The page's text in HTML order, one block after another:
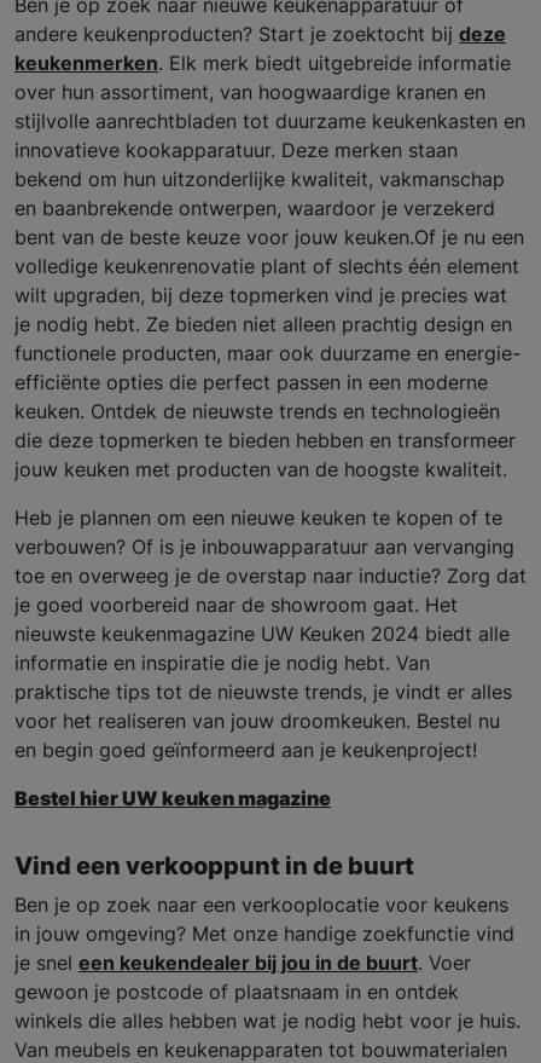
andere keukenproducten? Start je zoektocht bij deze
keukenmerken. Elk merk biedt uitgebreide informatie
over hun assortiment, van hoogwaardige kranen en
stijlvolle aanrechtbladen tot duurzame keukenkasten en
innovatieve kookapparatuur. Deze merken staan
bekend om hun uitzonderlijke kwaliteit, vakmanschap
en baanbrekende ontwerpen, waardoor je verzekerd
bent van de beste keuze voor jouw keuken.Of je nu een
volledige keukenrenovatie plant of slechts één element
wilt upgraden, bij deze topmerken vind je precies wat
je nodig hebt. Ze bieden niet alleen prachtig design en
functionele producten, maar ook duurzame en energie-
efficiënte opties die perfect passen in een moderne
keuken. Ontdek de nieuwste trends en technologieën
die deze topmerken te bieden hebben en transformeer
jouw keuken met producten van de hoogste kwaliteit.
Heb je plannen om een nieuwe keuken te kopen of te
verbouwen? Of is je inbouwapparatuur aan vervanging
toe en overweeg je de overstap naar inductie? Zorg dat
je goed voorbereid naar de showroom gaat. Het
nieuwste keukenmagazine UW Keuken 2024 biedt alle
informatie en inspiratie die je nodig hebt. Van
praktische tips tot de nieuwste trends, je vindt er alles
voor het realiseren van jouw droomkeuken. Bestel nu
en begin goed geïnformeerd aan je keukenproject!
Bestel hier UW keuken magazine
Vind een verkooppunt in de buurt
Ben je op zoek naar een verkooplocatie voor keukens
in jouw omgeving? Met onze handige zoekfunctie vind
je snel een keukendealer bij jou in de buurt. Voer
gewoon je postcode of plaatsnaam in en ontdek
winkels die alles hebben wat je nodig hebt voor je huis.
Van meubels en keukenapparaten tot bouwmaterialen